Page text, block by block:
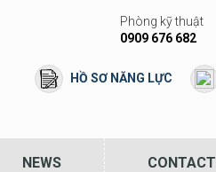
Phòng kỹ thuật
0909 676 682
HỒ SƠ NĂNG LỰC
NEWS CONTACT